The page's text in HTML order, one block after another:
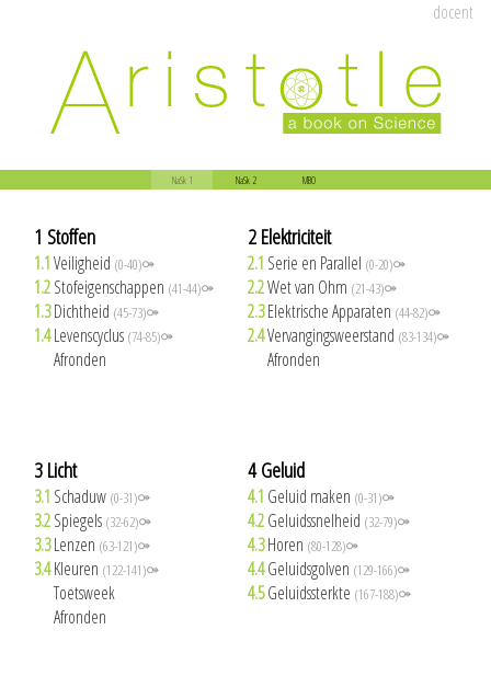
docent
NaSk 1 NaSk 2 MBO
1 Stoffen
1.1Veiligheid (0-40)⚩
1.2Stofeigenschappen (41-44)⚩
1.3Dichtheid (45-73)⚩
1.4Levenscyclus (74-85)⚩
Afronden
2 Elektriciteit
2.1 Serie en Parallel (0-20)⚩
2.2Wet van Ohm (21-43)⚩
2.3Elektrische Apparaten (44-82)⚩
2.4Vervangingsweerstand (83-134)⚩
Afronden
3 Licht
3.1 Schaduw (0-31)⚩
3.2Spiegels (32-62)⚩
3.3Lenzen (63-121)⚩
3.4Kleuren (122-141)⚩
3.5Toetsweek
Afronden
4 Geluid
4.1 Geluid maken (0-31)⚩
4.2Geluidssnelheid (32-79)⚩
4.3Horen (80-128)⚩
4.4Geluidsgolven (129-166)⚩
4.5Geluidssterkte (167-188)⚩